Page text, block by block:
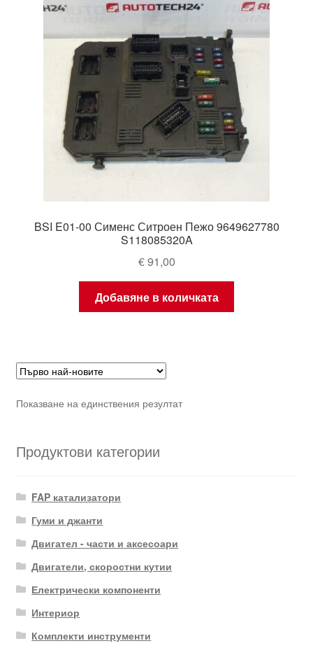
Моята сметка
Плащанията
Политика за поверителност
Правила и условия
Процедура за рекламации
Транспорт
BSI E01-00 Сименс Ситроен Пежо 9649627780
S118085320A
€91,00
Добавяне в количката
Показване на единствения резултат
Продуктови категории
FAP катализатори
Гуми и джанти
Двигател - части и аксесоари
Двигатели, скоростни кутии
Електрически компоненти
Интериор
Комплекти инструменти